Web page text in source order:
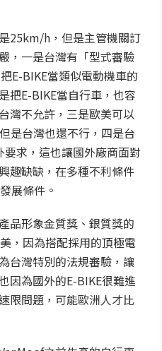
25km/h，但是主管機關訂
，一是台灣有「型式審驗
E-BIKE當類似電動機車的
把E-BIKE當自行車，也容
灣不允許，三是歐美可以
是台灣也還不行，四是台
求，這也讓國外廠商面對
趣缺缺，在多種不利條件
展條件。
品形象金質獎、銀質獎的
，因為搭配採用的頂極電
台灣特別的法規審驗，讓
因為國外的E-BIKE很難進
限問題，可能歐洲人才比